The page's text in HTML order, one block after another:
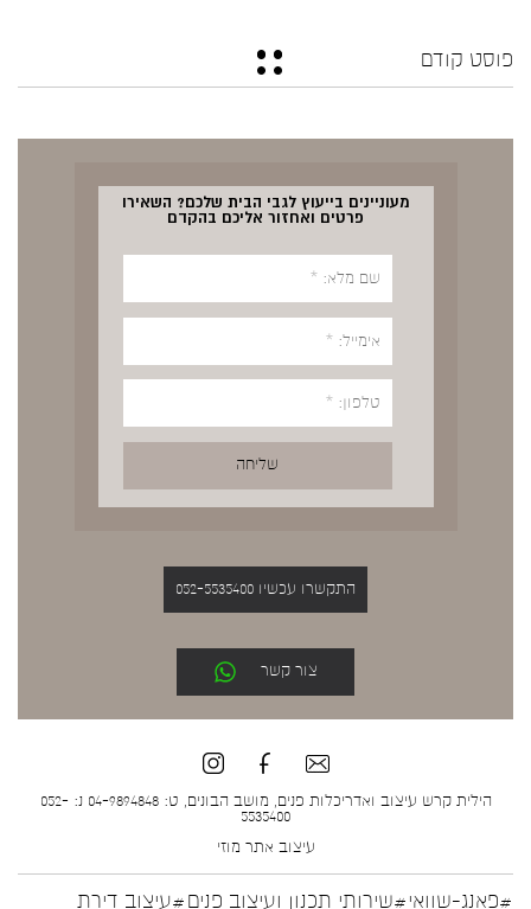
פוסט קודם
מעוניינים בייעוץ לגבי הבית שלכם? השאירו
פרטים ואחזור אליכם בהקדם
התקשרו עכשיו 052-5535400
צור קשר
הילית קרש עיצוב ואדריכלות פנים, מושב הבונים, ט: 04-9894848 נ: 052-
5535400
עיצוב אתר מוזי
#פאנג-שוואי#שירותי תכנון ועיצוב פנים#עיצוב דירת